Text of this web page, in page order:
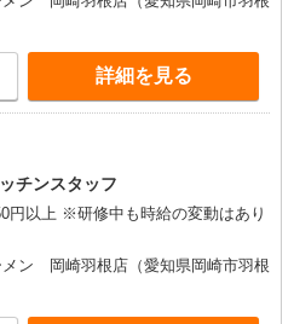
詳細を見る
チンスタッフ
円以上 ※研修中も時給の変動はあり
メン 岡崎羽根店（愛知県岡崎市羽根